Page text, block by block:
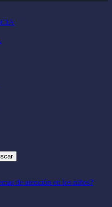
de atención en los niños?